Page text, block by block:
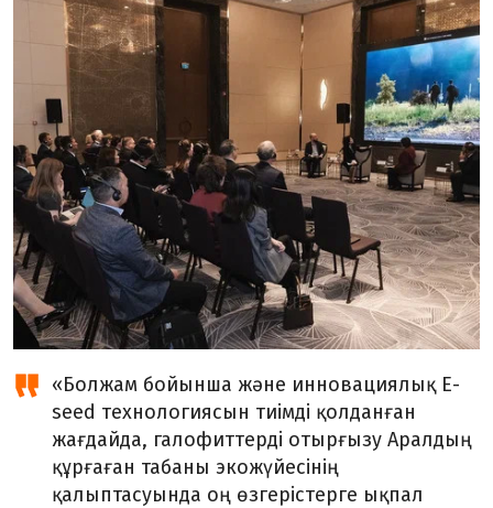
«Болжам бойынша және инновациялық E-
seed технологиясын тиімді қолданған
жағдайда, галофиттерді отырғызу Аралдың
құрғаған табаны экожүйесінің
қалыптасуында оң өзгерістерге ықпал